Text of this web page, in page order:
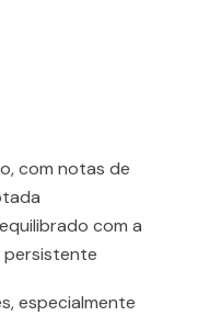
com notas de
com a
persistente
especialmente